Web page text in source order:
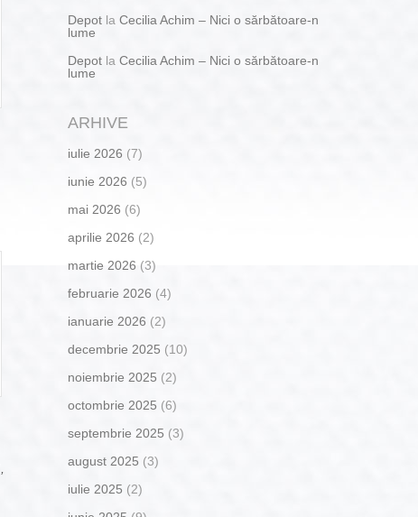
Depot la Cecilia Achim – Nici o sărbătoare-n
lume
Depot la Cecilia Achim – Nici o sărbătoare-n
lume
ARHIVE
iulie 2026 (7)
iunie 2026 (5)
mai 2026 (6)
aprilie 2026 (2)
martie 2026 (3)
februarie 2026 (4)
ianuarie 2026 (2)
decembrie 2025 (10)
noiembrie 2025 (2)
octombrie 2025 (6)
septembrie 2025 (3)
august 2025 (3)
iulie 2025 (2)